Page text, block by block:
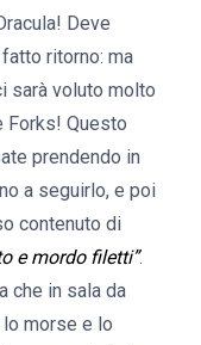
Deve
ritorno: ma
sarà voluto molto
Forks! Questo
prendendo in
a seguirlo, e poi
contenuto di
e mordo filetti”.
che in sala da
morse e lo